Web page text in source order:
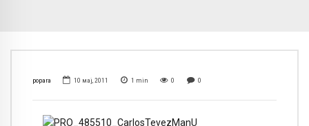
popara 10 мај, 2011 1 min 0 0